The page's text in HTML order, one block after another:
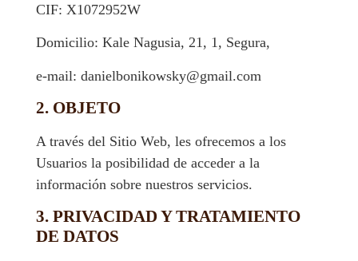
CIF: X1072952W
Domicilio: Kale Nagusia, 21, 1, Segura,
e-mail: danielbonikowsky@gmail.com
2. OBJETO
A través del Sitio Web, les ofrecemos a los
Usuarios la posibilidad de acceder a la
información sobre nuestros servicios.
3. PRIVACIDAD Y TRATAMIENTO
DE DATOS